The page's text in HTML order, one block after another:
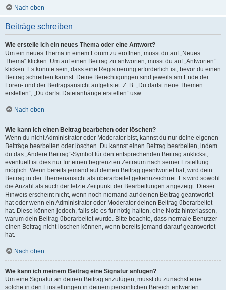
Nach oben
Beiträge schreiben
Wie erstelle ich ein neues Thema oder eine Antwort?
Um ein neues Thema in einem Forum zu eröffnen, musst du auf „Neues
Thema“ klicken. Um auf einen Beitrag zu antworten, musst du auf „Antworten“
klicken. Es könnte sein, dass eine Registrierung erforderlich ist, bevor du einen
Beitrag schreiben kannst. Deine Berechtigungen sind jeweils am Ende der
Foren- und der Beitragsansicht aufgelistet. Z. B. „Du darfst neue Themen
erstellen“, „Du darfst Dateianhänge erstellen“ usw.
Nach oben
Wie kann ich einen Beitrag bearbeiten oder löschen?
Wenn du nicht Administrator oder Moderator bist, kannst du nur deine eigenen
Beiträge bearbeiten oder löschen. Du kannst einen Beitrag bearbeiten, indem
du das „Ändere Beitrag“-Symbol für den entsprechenden Beitrag anklickst;
eventuell ist dies nur für einen begrenzten Zeitraum nach seiner Erstellung
möglich. Wenn bereits jemand auf deinen Beitrag geantwortet hat, wird dein
Beitrag in der Themenansicht als überarbeitet gekennzeichnet. Es wird sowohl
die Anzahl als auch der letzte Zeitpunkt der Bearbeitungen angezeigt. Dieser
Hinweis erscheint nicht, wenn noch niemand auf deinen Beitrag geantwortet
hat oder wenn ein Administrator oder Moderator deinen Beitrag überarbeitet
hat. Diese können jedoch, falls sie es für nötig halten, eine Notiz hinterlassen,
warum dein Beitrag überarbeitet wurde. Bitte beachte, dass normale Benutzer
einen Beitrag nicht löschen können, wenn bereits jemand darauf geantwortet
hat.
Nach oben
Wie kann ich meinem Beitrag eine Signatur anfügen?
Um eine Signatur an deinen Beitrag anzufügen, musst du zunächst eine
solche in den Einstellungen in deinem persönlichen Bereich entwerfen.